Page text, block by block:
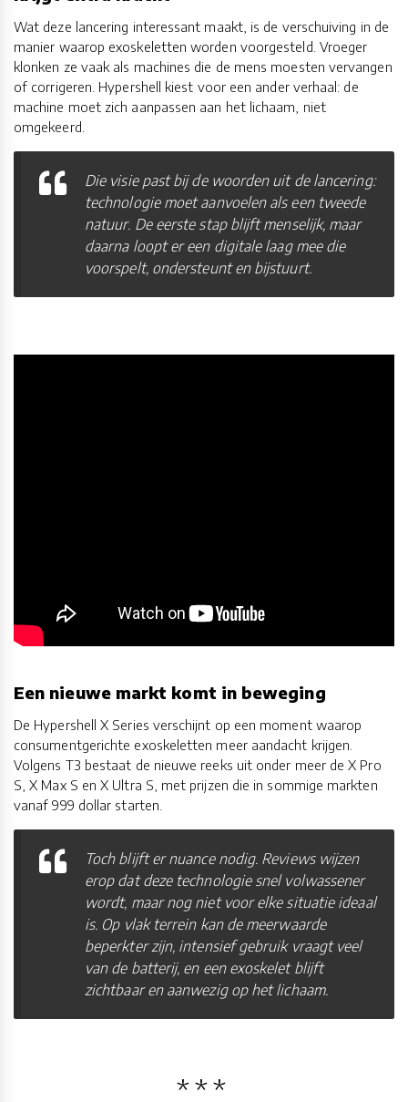
Wat deze lancering interessant maakt, is de verschuiving in de
manier waarop exoskeletten worden voorgesteld. Vroeger
klonken ze vaak als machines die de mens moesten vervangen
of corrigeren. Hypershell kiest voor een ander verhaal: de
machine moet zich aanpassen aan het lichaam, niet
omgekeerd.
Die visie past bij de woorden uit de lancering:
technologie moet aanvoelen als een tweede
natuur. De eerste stap blijft menselijk, maar
daarna loopt er een digitale laag mee die
voorspelt, ondersteunt en bijstuurt.
Een nieuwe markt komt in beweging
De Hypershell X Series verschijnt op een moment waarop
consumentgerichte exoskeletten meer aandacht krijgen.
Volgens T3 bestaat de nieuwe reeks uit onder meer de X Pro
S, X Max S en X Ultra S, met prijzen die in sommige markten
vanaf 999 dollar starten.
Toch blijft er nuance nodig. Reviews wijzen
erop dat deze technologie snel volwassener
wordt, maar nog niet voor elke situatie ideaal
is. Op vlak terrein kan de meerwaarde
beperkter zijn, intensief gebruik vraagt veel
van de batterij, en een exoskelet blijft
zichtbaar en aanwezig op het lichaam.